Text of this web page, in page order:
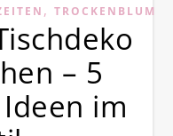
,
– 5
im